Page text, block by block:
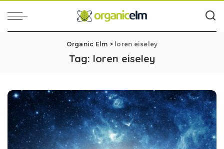
Organic Elm > loren eiseley
Tag: loren eiseley